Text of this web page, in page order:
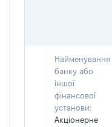
Найменування
банку або
іншої
фінансової
установи:
Акціонерне